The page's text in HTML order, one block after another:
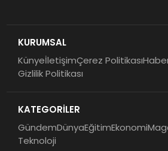
KURUMSAL
KünyeİletişimÇerez Politikası
Gizlilik Politikası
KATEGORİLER
GündemDünyaEğitimEkonomi
Teknoloji